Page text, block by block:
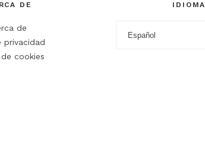
DE
de
privacidad
cookies
IDIOMA